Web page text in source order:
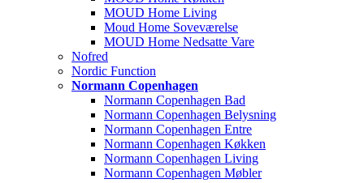
MOUD Home Living
Moud Home Soveværelse
MOUD Home Nedsatte Vare
Nofred
Nordic Function
Normann Copenhagen
Normann Copenhagen Bad
Normann Copenhagen Belysning
Normann Copenhagen Entre
Normann Copenhagen Køkken
Normann Copenhagen Living
Normann Copenhagen Møbler